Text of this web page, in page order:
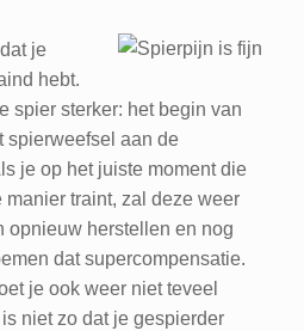
je
hebt.
spier sterker: het begin van
spierweefsel aan de
je op het juiste moment die
traint, zal deze weer
opnieuw herstellen en nog
dat supercompensatie.
je ook weer niet teveel
niet zo dat je gespierder